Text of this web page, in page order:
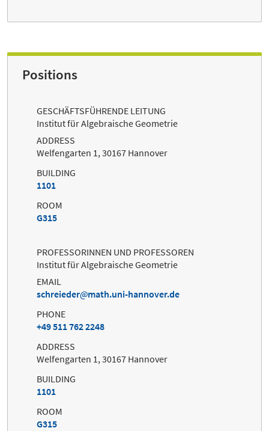
Positions
GESCHÄFTSFÜHRENDE LEITUNG
Institut für Algebraische Geometrie
ADDRESS
Welfengarten 1, 30167 Hannover
BUILDING
1101
ROOM
G315
PROFESSORINNEN UND PROFESSOREN
Institut für Algebraische Geometrie
EMAIL
schreieder
math.uni-hannover.de
PHONE
+49 511 762 2248
ADDRESS
Welfengarten 1, 30167 Hannover
BUILDING
1101
ROOM
G315